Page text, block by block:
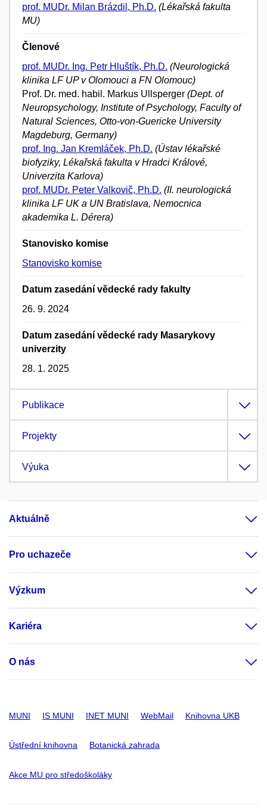
prof. MUDr. Milan Brázdil, Ph.D. (Lékařská fakulta
MU)
Členové
prof. MUDr. Ing. Petr Hluštík, Ph.D. (Neurologická
klinika LF UP v Olomouci a FN Olomouc)
Prof. Dr. med. habil. Markus Ullsperger (Dept. of
Neuropsychology, Institute of Psychology, Faculty of
Natural Sciences, Otto-von-Guericke University
Magdeburg, Germany)
prof. Ing. Jan Kremláček, Ph.D. (Ústav lékařské
biofyziky, Lékařská fakulta v Hradci Králové,
Univerzita Karlova)
prof. MUDr. Peter Valkovič, Ph.D. (II. neurologická
klinika LF UK a UN Bratislava, Nemocnica
akademika L. Dérera)
Stanovisko komise
Stanovisko komise
Datum zasedání vědecké rady fakulty
26. 9. 2024
Datum zasedání vědecké rady Masarykovy
univerzity
28. 1. 2025
Publikace
Projekty
Výuka
Aktuálně
Pro uchazeče
Výzkum
Kariéra
O nás
MUNI IS MUNI INET MUNI WebMail Knihovna UKB
Ústřední knihovna Botanická zahrada
Akce MU pro středoškoláky